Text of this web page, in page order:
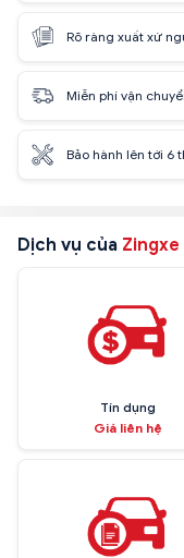
Rõ ràng xuất xứ
Miễn phí vận
Bảo hành lên tới 6
Dịch vụ của Zingxe
Tín dụng
Giá liên hệ